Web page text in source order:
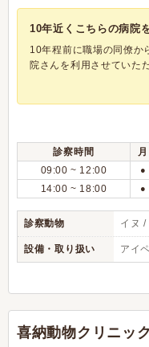
10年近くこちらの病院
10年程前に職場の同僚か
院さんを利用させていた
診察時間 月
09:00 ~ 12:00
●
14:00 ~ 18:00 ●
診察動物 イヌ /
設備・取り扱い アイ
喜納動物クリニック